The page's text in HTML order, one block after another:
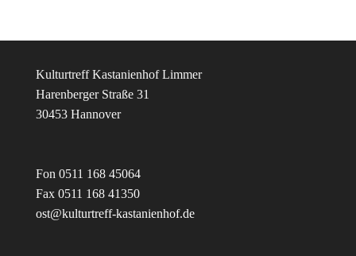
Kulturtreff Kastanienhof Limmer
Harenberger Straße 31
30453 Hannover
Fon 0511 168 45064
Fax 0511 168 41350
ost@kulturtreff-kastanienhof.de